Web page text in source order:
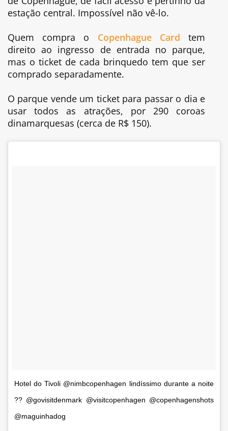
estação central. Impossível não vê-lo.
Quem compra o Copenhague Cardtem
direito ao ingresso de entrada no parque,
mas o ticket de cada brinquedo tem que ser
comprado separadamente.
O parque vende um ticket para passar o dia e
usar todos as atrações, por 290 coroas
dinamarquesas (cerca de R$ 150).
Hotel do Tivoli @nimbcopenhagen lindíssimo durante a noite
?? @govisitdenmark @visitcopenhagen @copenhagenshots
@maguinhadog